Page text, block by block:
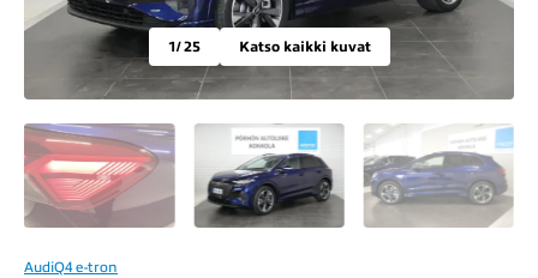
1/ 25 Katso kaikki kuvat
AudiQ4 e-tron